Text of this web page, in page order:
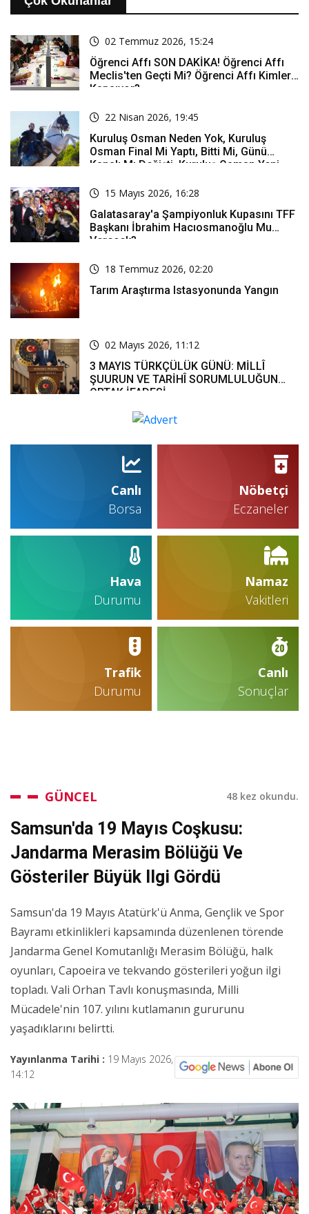
02 Temmuz 2026, 15:24
Öğrenci Affı SON DAKİKA! Öğrenci Affı
Meclis'ten Geçti Mi? Öğrenci Affı Kimleri
Kapsıyor?
22 Nisan 2026, 19:45
Kuruluş Osman Neden Yok, Kuruluş
Osman Final Mi Yaptı, Bitti Mi, Günü
Kanalı Mı Değişti, Kuruluş Osman Yeni
15 Mayıs 2026, 16:28
Galatasaray'a Şampiyonluk Kupasını TFF
Başkanı İbrahim Hacıosmanoğlu Mu
Verecek?
18 Temmuz 2026, 02:20
Tarım Araştırma Istasyonunda Yangın
02 Mayıs 2026, 11:12
3 MAYIS TÜRKÇÜLÜK GÜNÜ: MİLLÎ
ŞUURUN VE TARİHÎ SORUMLULUĞUN
ORTAK İFADESİ
Canlı
Borsa
Nöbetçi
Eczaneler
Hava
Durumu
Namaz
Vakitleri
Trafik
Durumu
Canlı
Sonuçlar
GÜNCEL 48 kez okundu.
Samsun'da 19 Mayıs Coşkusu:
Jandarma Merasim Bölüğü Ve
Gösteriler Büyük Ilgi Gördü
Samsun'da 19 Mayıs Atatürk'ü Anma, Gençlik ve Spor
Bayramı etkinlikleri kapsamında düzenlenen törende
Jandarma Genel Komutanlığı Merasim Bölüğü, halk
oyunları, Capoeira ve tekvando gösterileri yoğun ilgi
topladı. Vali Orhan Tavlı konuşmasında, Milli
Mücadele'nin 107. yılını kutlamanın gururunu
yaşadıklarını belirtti.
Yayınlanma Tarihi : 19 Mayıs 2026,
14:12